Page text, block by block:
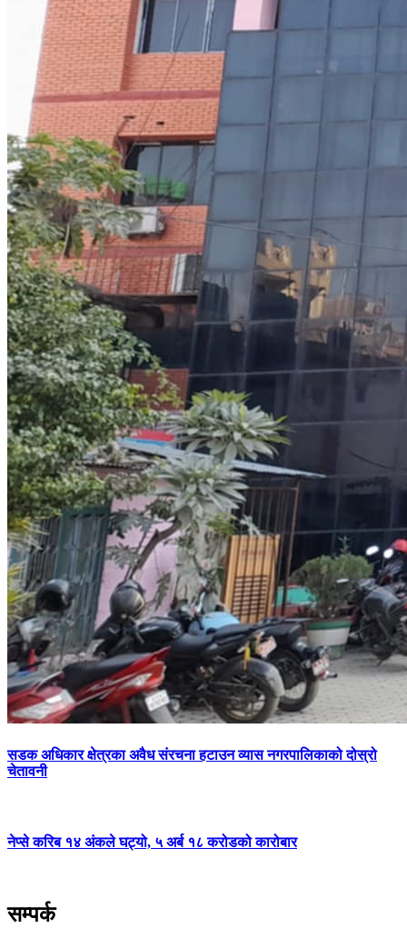
सडक अधिकार क्षेत्रका अवैध संरचना हटाउन व्यास नगरपालिकाको दोस्रो
चेतावनी
नेप्से करिब १४ अंकले घट्यो, ५ अर्ब १८ करोडको कारोबार
सम्पर्क